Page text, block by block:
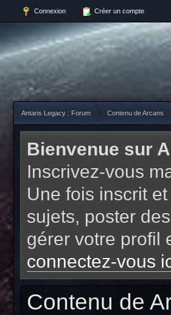
Connexion Créer un compte
Antaris Legacy : Forum Contenu de Arcans
Bienvenue sur
Inscrivez-vous
Une fois inscrit
sujets, poster
gérer votre profil
connectez-vous
Contenu de